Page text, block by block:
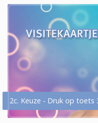
2c. Keuze - Druk op toets